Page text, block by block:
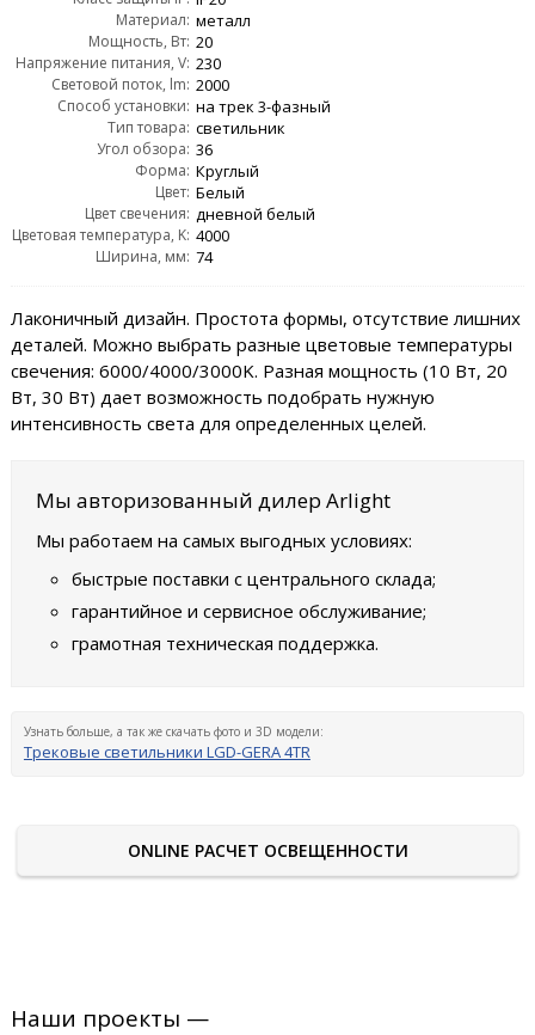
Материал: металл
Мощность, Вт: 20
Напряжение питания, V: 230
Световой поток, lm: 2000
Способ установки: на трек 3-фазный
Тип товара: светильник
Угол обзора: 36
Форма: Круглый
Цвет: Белый
Цвет свечения: дневной белый
Цветовая температура, K: 4000
Ширина, мм: 74
Лаконичный дизайн. Простота формы, отсутствие лишних
деталей. Можно выбрать разные цветовые температуры
свечения: 6000/4000/3000K. Разная мощность (10 Вт, 20
Вт, 30 Вт) дает возможность подобрать нужную
интенсивность света для определенных целей.
Мы авторизованный дилер Arlight
Мы работаем на самых выгодных условиях:
быстрые поставки с центрального склада;
гарантийное и сервисное обслуживание;
грамотная техническая поддержка.
Узнать больше, а так же скачать фото и 3D модели:
Трековые светильники LGD-GERA 4TR
ONLINE РАСЧЕТ ОСВЕЩЕННОСТИ
Наши проекты —